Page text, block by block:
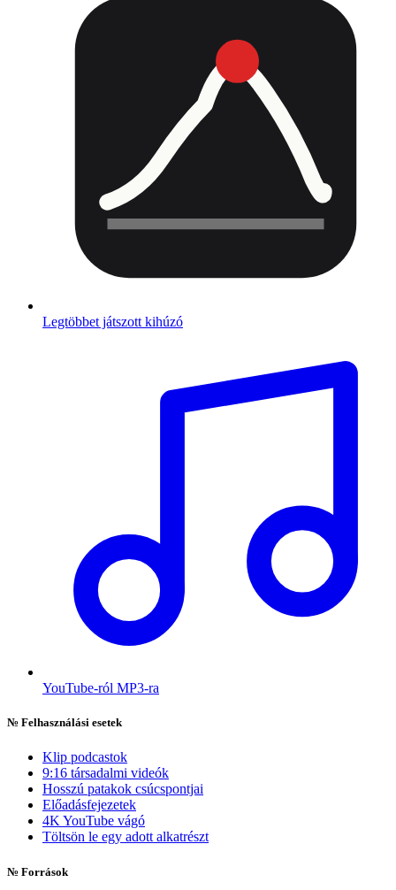
Legtöbbet játszott kihúzó
YouTube-ról MP3-ra
№ Felhasználási esetek
Klip podcastok
9:16 társadalmi videók
Hosszú patakok csúcspontjai
Előadásfejezetek
4K YouTube vágó
Töltsön le egy adott alkatrészt
№ Források